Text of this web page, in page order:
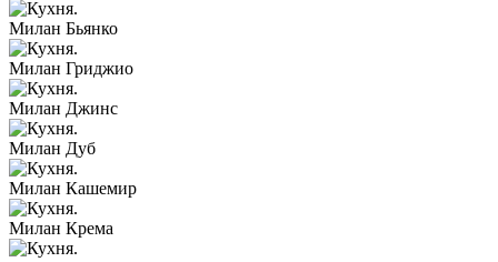
Милан Бьянко
Милан Гриджио
Милан Джинс
Милан Дуб
Милан Кашемир
Милан Крема